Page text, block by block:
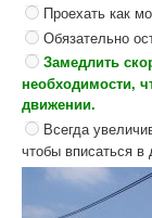
Проехать как
Обязательно
Замедлить
необходимости,
движении.
Всегда
чтобы вписаться